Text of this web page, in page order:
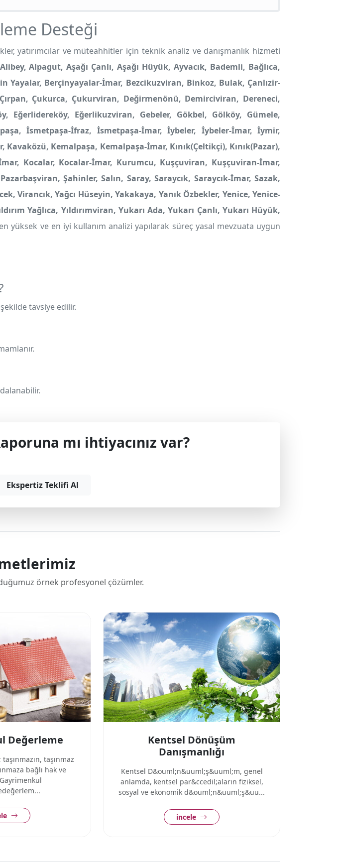
Desteği
yatırımcılar ve müteahhitler için teknik analiz ve danışmanlık hizmeti
Alpagut, Aşağı Çanlı, Aşağı Hüyük, Ayvacık, Bademli, Bağlıca,
Yayalar, Berçinyayalar-İmar, Bezcikuzviran, Binkoz, Bulak, Çanlızir-
Çukurca, Çukurviran, Değirmenönü, Demirciviran, Dereneci,
Eğerlidereköy, Eğerlikuzviran, Gebeler, Gökbel, Gölköy, Gümele,
İsmetpaşa-İfraz, İsmetpaşa-İmar, İybeler, İybeler-İmar, İymir,
Kemalpaşa, Kemalpaşa-İmar, Kınık(Çeltikçi), Kınık(Pazar),
İmar, Kocalar, Kocalar-İmar, Kurumcu, Kuşçuviran, Kuşçuviran-İmar,
Şahinler, Salın, Saray, Saraycık, Saraycık-İmar, Sazak,
Virancık, Yağcı Hüseyin, Yakakaya, Yanık Özbekler, Yenice, Yenice-
Yağlıca, Yıldırımviran, Yukarı Ada, Yukarı Çanlı, Yukarı Hüyük,
yüksek ve en iyi kullanım analizi yapılarak süreç yasal mevzuata uygun
tavsiye edilir.
mı ihtiyacınız var?
Ekspertiz Teklifi Al
örnek profesyonel çözümler.
Değerleme
taşınmaz
bağlı hak ve
Kentsel Dönüşüm
Danışmanlığı
Kentsel D&ouml;n&uuml;ş&uuml;m, genel
anlamda, kentsel par&ccedil;aların fiziksel,
sosyal ve ekonomik d&ouml;n&uuml;ş&uu...
incele